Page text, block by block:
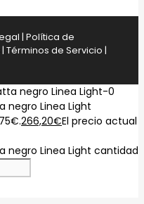
| Política de
| Términos de Servicio |
negro Linea Light
266,20€El precio actual
negro Linea Light cantidad